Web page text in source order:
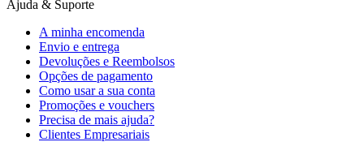
Ajuda & Suporte
A minha encomenda
Envio e entrega
Devoluções e Reembolsos
Opções de pagamento
Como usar a sua conta
Promoções e vouchers
Precisa de mais ajuda?
Clientes Empresariais